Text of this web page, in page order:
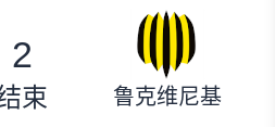
2
束 鲁克维尼基